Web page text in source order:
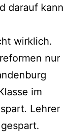
darauf kann
wirklich.
nur
im
Lehrer